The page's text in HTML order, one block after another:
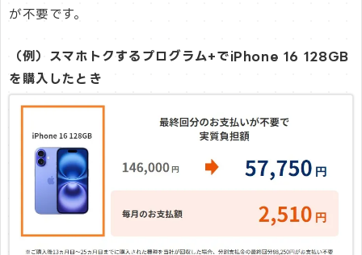
が不要です。
（例）スマホトクするプログラム+でiPhone 16 128GB
を購入したとき